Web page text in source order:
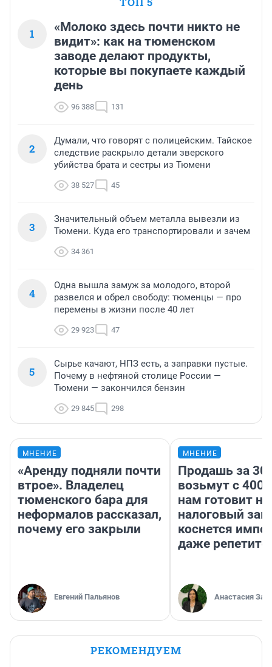
1
«Молоко здесь почти никто не
видит»: как на тюменском
заводе делают продукты,
которые вы покупаете каждый
день
96 388 131
2
Думали, что говорят с полицейским. Тайское
следствие раскрыло детали зверского
убийства брата и сестры из Тюмени
38 527 45
3
Значительный объем металла вывезли из
Тюмени. Куда его транспортировали и зачем
34 361
4
Одна вышла замуж за молодого, второй
развелся и обрел свободу: тюменцы — про
перемены в жизни после 40 лет
29 923 47
5
Сырье качают, НПЗ есть, а заправки пустые.
Почему в нефтяной столице России —
Тюмени — закончился бензин
29 845 298
МНЕНИЕ
«Аренду подняли почти
втрое». Владелец
тюменского бара для
неформалов рассказал,
почему его закрыли
Евгений Пальянов
МНЕНИЕ
Продашь за
возьмут с
нам готовит
налоговый
коснется
даже
Анастасия
РЕКОМЕНДУЕМ